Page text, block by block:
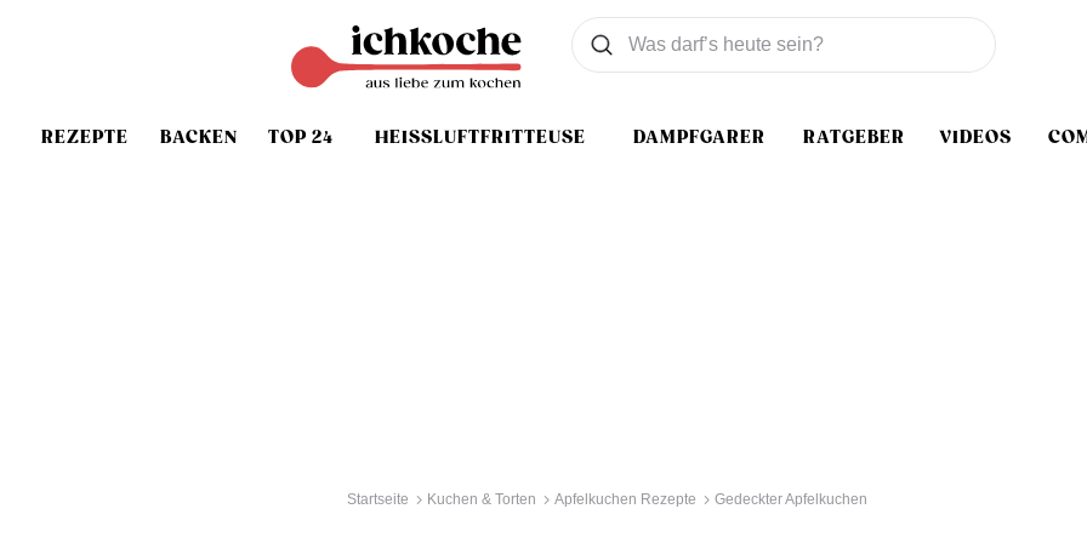
REZEPTE BACKEN TOP 24 HEISSLUFTFRITTEUSE DAMPFGARER RATGEBER VIDEOS
Was wollen Sie suchen
Suchen
Startseite Kuchen & Torten Apfelkuchen Rezepte Gedeckter Apfelkuchen